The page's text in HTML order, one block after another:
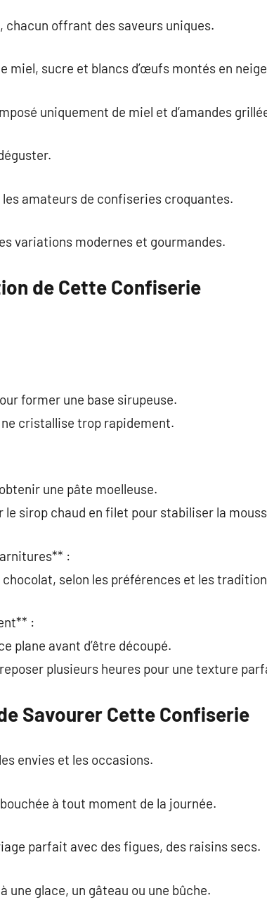
chacun offrant des saveurs uniques.
miel, sucre et blancs d’œufs montés en
uniquement de miel et d’amandes
amateurs de confiseries croquantes.
variations modernes et gourmandes.
de Cette Confiserie
former une base sirupeuse.
cristallise trop rapidement.
une pâte moelleuse.
sirop chaud en filet pour stabiliser la
:
selon les préférences et les
:
plane avant d’être découpé.
plusieurs heures pour une texture
Savourer Cette Confiserie
envies et les occasions.
à tout moment de la journée.
parfait avec des figues, des raisins secs.
une glace, un gâteau ou une bûche.